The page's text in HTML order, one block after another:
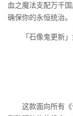
血之魔法支配万千
确保你的永恒统治。
「石像鬼更新」
这款面向所有《